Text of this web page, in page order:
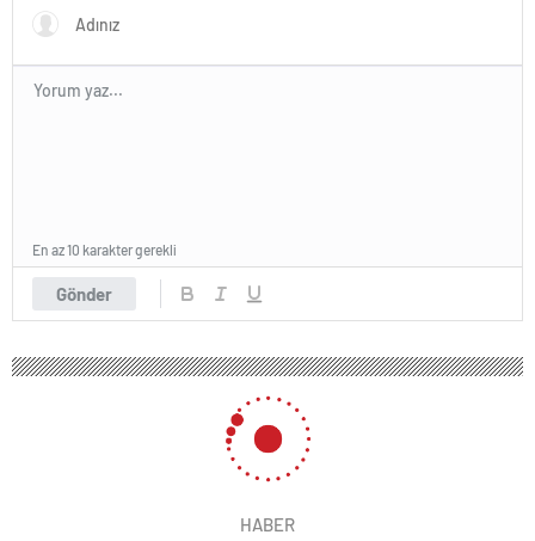
Gönder
En az 10 karakter gerekli
HABER